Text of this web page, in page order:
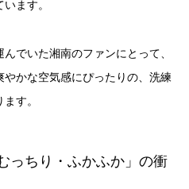
ます。
でいた湘南のファンにとって、
かな空気感にぴったりの、洗練
す。
っちり・ふかふか」の衝